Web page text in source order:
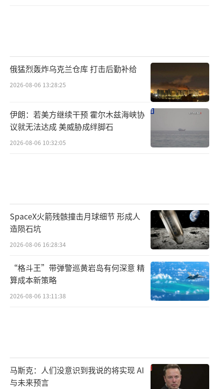
俄猛烈轰炸乌克兰仓库 打击后勤补给
2026-08-06 13:28:25
伊朗：若美方继续干预 霍尔木兹海峡协
议就无法达成 美威胁成绊脚石
2026-08-06 10:32:05
SpaceX火箭残骸撞击月球细节 形成人
造陨石坑
2026-08-06 16:28:34
“格斗王”带弹警巡黄岩岛有何深意 精
算成本新策略
2026-08-06 13:11:38
马斯克：人们没意识到我说的将实现 AI
与未来预言